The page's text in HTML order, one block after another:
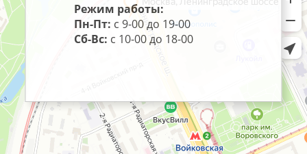
Режим работы:
Пн-Пт: с 9-00 до 19-00
Сб-Вс: с 10-00 до 18-00